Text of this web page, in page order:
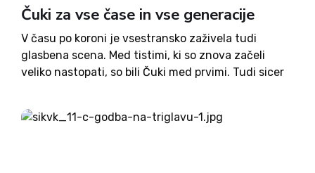
Čuki za vse čase in vse generacije
V času po koroni je vsestransko zaživela tudi
glasbena scena. Med tistimi, ki so znova začeli
veliko nastopati, so bili Čuki med prvimi. Tudi sicer
so nepretrgoma 35 let, izdali so 37...